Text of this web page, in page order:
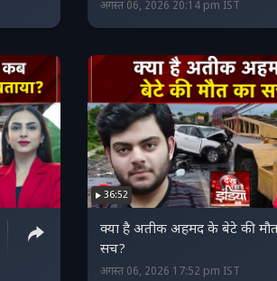
अगस्त 06, 2026 20:14 pm IST
36:52
क्या है अतीक अहमद के बेटे की
सच?
अगस्त 06, 2026 17:52 pm IST